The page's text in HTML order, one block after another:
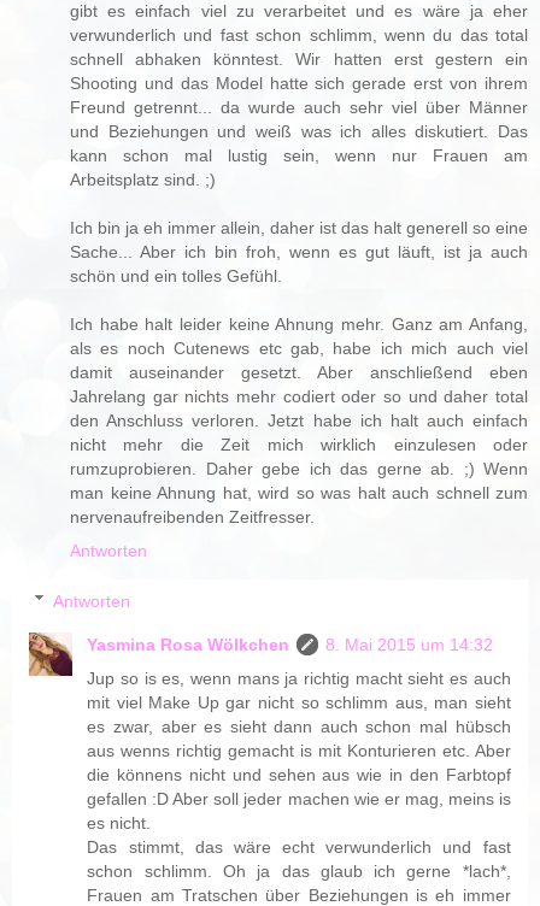
gibt es einfach viel zu verarbeitet und es wäre ja eher
verwunderlich und fast schon schlimm, wenn du das total
schnell abhaken könntest. Wir hatten erst gestern ein
Shooting und das Model hatte sich gerade erst von ihrem
Freund getrennt... da wurde auch sehr viel über Männer
und Beziehungen und weiß was ich alles diskutiert. Das
kann schon mal lustig sein, wenn nur Frauen am
Arbeitsplatz sind. ;)
Ich bin ja eh immer allein, daher ist das halt generell so eine
Sache... Aber ich bin froh, wenn es gut läuft, ist ja auch
schön und ein tolles Gefühl.
Ich habe halt leider keine Ahnung mehr. Ganz am Anfang,
als es noch Cutenews etc gab, habe ich mich auch viel
damit auseinander gesetzt. Aber anschließend eben
Jahrelang gar nichts mehr codiert oder so und daher total
den Anschluss verloren. Jetzt habe ich halt auch einfach
nicht mehr die Zeit mich wirklich einzulesen oder
rumzuprobieren. Daher gebe ich das gerne ab. ;) Wenn
man keine Ahnung hat, wird so was halt auch schnell zum
nervenaufreibenden Zeitfresser.
Antworten
Antworten
Yasmina Rosa Wölkchen
8. Mai 2015 um 14:32
Jup so is es, wenn mans ja richtig macht sieht es auch
mit viel Make Up gar nicht so schlimm aus, man sieht
es zwar, aber es sieht dann auch schon mal hübsch
aus wenns richtig gemacht is mit Konturieren etc. Aber
die könnens nicht und sehen aus wie in den Farbtopf
gefallen :D Aber soll jeder machen wie er mag, meins is
es nicht.
Das stimmt, das wäre echt verwunderlich und fast
schon schlimm. Oh ja das glaub ich gerne *lach*,
Frauen am Tratschen über Beziehungen is eh immer